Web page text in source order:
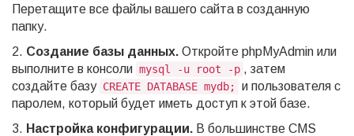
Перетащите все файлы вашего сайта в созданную
папку.
2. Создание базы данных. Откройте phpMyAdmin или
выполните в консоли mysql -u root -p , затем
создайте базу CREATE DATABASE mydb;
и пользователя с
паролем, который будет иметь доступ к этой базе.
3. Настройка конфигурации. В большинстве CMS